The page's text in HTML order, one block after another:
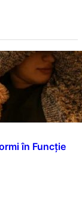
în Funcție